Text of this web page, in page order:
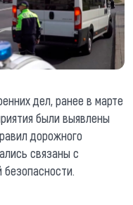
дел, ранее в марте
были выявлены
дорожного
связаны с